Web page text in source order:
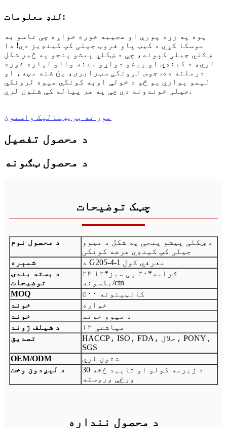
لنډ معلومات:
یوه په زړه پورې او عجیبه خوږه خواړه چې تاسو به
موسکا کړي د کیټ پاو فروټ جیلی کپ کینډیز دي! دا
ښکلي جیلی کپونه، چې د ښکلي پیشو پنجو په څیر شکل
لري، د کینډي او پیشو دواړو مینه والو لپاره غوره
درملنه ده. جوس لرونکی سټرابری، یخ شنه مڼه، او
لیمو یوازې یو څو د خولې اوبه کونکي میوه لرونکي
جیلی خوندونه دي چې په هر پیاله کې شتون لري.
موږ ته بریښنالیک واستوئ
د محصول تفصیل
د محصول ټګونه
چټک توضیحات
د محصول نوم
د ښکلې پیشو پنجې په شکل د میوو
جیلی کپ کینډي عرضه کونکی
شمېره
د G205-4-1 معرفي کول
د بسته بندۍ
توضیحات
۲۴ ګرامه*۳۰ پی سیز*۱۲
بکسونه/ctn
MOQ
۵۰۰ کانټینونه
خوند
خواږه
خوند
د میوو خوند
د شیلف ژوند
۱۲ میاشتې
تصدیق
HACCP، ISO، FDA، حلال، PONY،
SGS
OEM/ODM
شتون لري
د لېږدون وخت
د زیرمه کولو او تایید څخه 30
ورځې وروسته
د محصول ننداره